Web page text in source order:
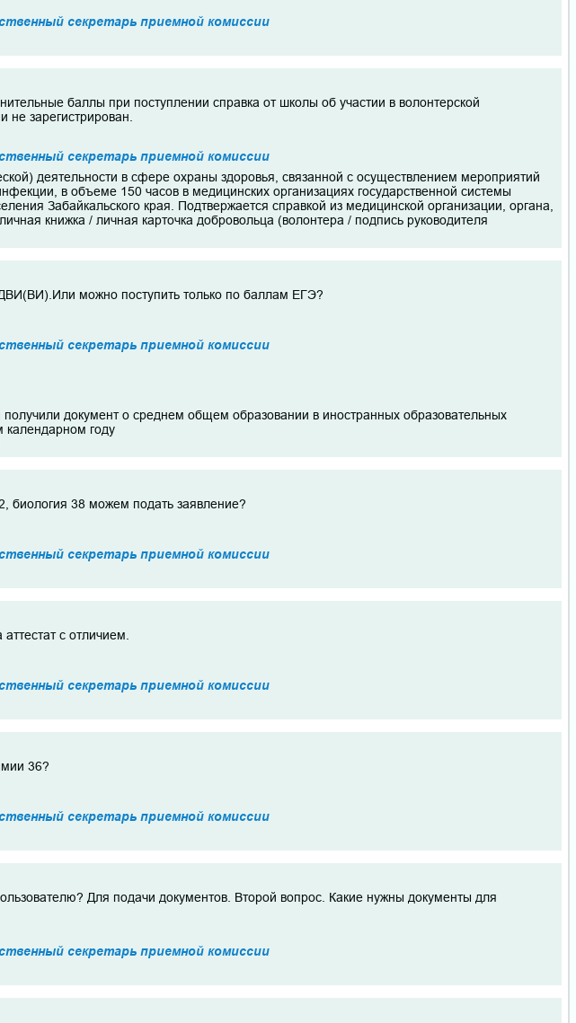
секретарь приемной комиссии
баллы при поступлении справка от школы об участии в волонтерской
не зарегистрирован.
секретарь приемной комиссии
деятельности в сфере охраны здоровья, связанной с осуществлением мероприятий
в объеме 150 часов в медицинских организациях государственной системы
Забайкальского края. Подтвержается справкой из медицинской организации, органа,
книжка / личная карточка добровольца (волонтера / подпись руководителя
можно поступить только по баллам ЕГЭ?
секретарь приемной комиссии
документ о среднем общем образовании в иностранных образовательных
календарном году
биология 38 можем подать заявление?
секретарь приемной комиссии
с отличием.
секретарь приемной комиссии
36?
секретарь приемной комиссии
Для подачи документов. Второй вопрос. Какие нужны документы для
секретарь приемной комиссии